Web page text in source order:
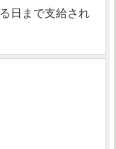
日まで支給され